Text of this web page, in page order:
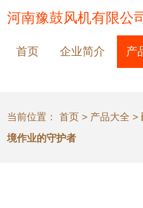
河南豫鼓风机有限公
首页 企业简介 产
当前位置： 首页 > 产品大全 >
境作业的守护者